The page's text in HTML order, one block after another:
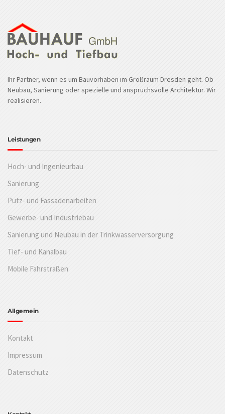
Ihr Partner, wenn es um Bauvorhaben im Großraum Dresden geht. Ob
Neubau, Sanierung oder spezielle und anspruchsvolle Architektur. Wir
realisieren.
Leistungen
Hoch- und Ingenieurbau
Sanierung
Putz- und Fassadenarbeiten
Gewerbe- und Industriebau
Sanierung und Neubau in der Trinkwasserversorgung
Tief- und Kanalbau
Mobile Fahrstraßen
Allgemein
Kontakt
Impressum
Datenschutz